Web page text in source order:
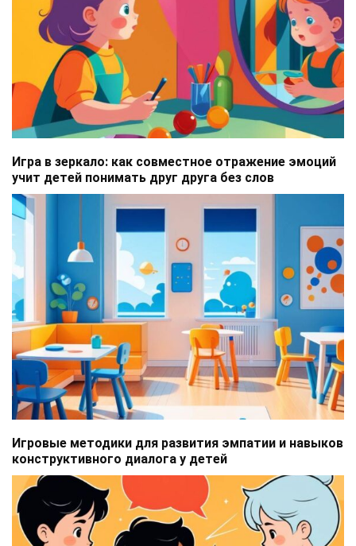
Игра в зеркало: как совместное отражение эмоций
учит детей понимать друг друга без слов
Игровые методики для развития эмпатии и навыков
конструктивного диалога у детей